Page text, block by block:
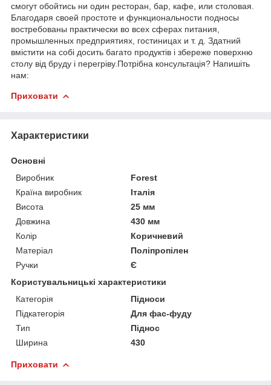
смогут обойтись ни один ресторан, бар, кафе, или столовая.
Благодаря своей простоте и функциональности подносы
востребованы практически во всех сферах питания,
промышленных предприятиях, гостиницах и т. д. Здатний
вмістити на собі досить багато продуктів і збереже поверхню
столу від бруду і перегріву.Потрібна консультація? Напишіть
нам:
Приховати
Характеристики
Основні
Виробник
Forest
Країна виробник
Італія
Висота
25 мм
Довжина
430 мм
Колір
Коричневий
Матеріал
Поліпропілен
Ручки
Є
Користувальницькі характеристики
Категорія
Підноси
Підкатегорія
Для фас-фуду
Тип
Піднос
Ширина
430
Приховати